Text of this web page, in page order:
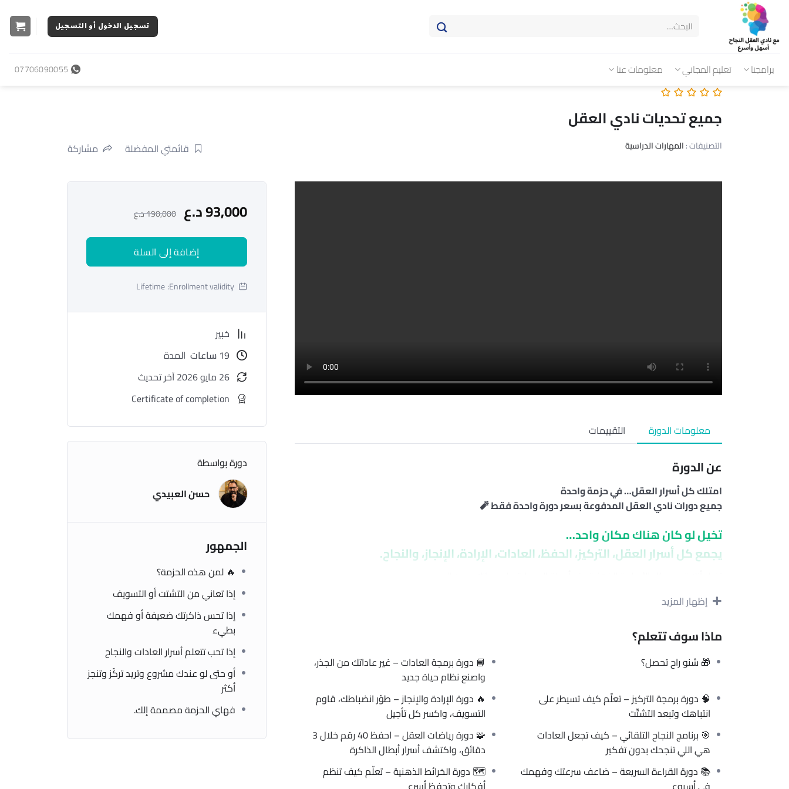
تسجيل الدخول أو التسجيل
برامجنا تعليم المجاني معلومات عنا 07706090055
جميع تحديات نادي العقل
التصنيفات :المهارات الدراسية قائمتي المفضلة مشاركة
معلومات الدورة التقييمات
عن الدورة
امتلك كل أسرار العقل… في حزمة واحدة
جميع دورات نادي العقل المدفوعة بسعر دورة واحدة فقط 🧨
تخيل لو كان هناك مكان واحد…
يجمع كل أسرار العقل، التركيز، الحفظ، العادات، الإرادة، الإنجاز، والنجاح.
في نادي العقل، كل دورة صممناها بمبدأ واحد:
بس الطلاب كانوا دائماً يسألون:
“لو نريد نشتري كل الدورات… ماكو باقة وحدة؟”
🎁شنو راح تحصل؟
دورة برمجة العادات– غير عاداتك من الجذر، واصنع نظام حياة جديد
🧠 دورة برمجة التركيز– تعلّم كيف تسيطر على انتباهك وتبعد التشتّت
إظهار المزيد
ماذا سوف تتعلم؟
🎁 شنو راح تحصل؟
📘 دورة برمجة العادات – غير عاداتك من الجذر،
واصنع نظام حياة جديد
🧠 دورة برمجة التركيز – تعلّم كيف تسيطر على
انتباهك وتبعد التشتّت
🔥 دورة الإرادة والإنجاز – طوّر انضباطك، قاوم
التسويف، واكسر كل تأجيل
🎯 برنامج النجاح التلقائي – كيف تجعل العادات
هي اللي تنجحك بدون تفكير
🧩 دورة رياضات العقل – احفظ 40 رقم خلال 3
دقائق، واكتشف أسرار أبطال الذاكرة
📚 دورة القراءة السريعة – ضاعف سرعتك وفهمك
🗺️ دورة الخرائط الذهنية – تعلّم كيف تنظم
93,000د.ع 190,000د.ع
إضافة إلى السلة
Enrollment validity:
Lifetime
خبير
19 ساعات المدة
26 مايو 2026 آخر تحديث
Certificate of completion
دورة بواسطة
حسن العبيدي
الجمهور
🔥 لمن هذه الحزمة؟
إذا تعاني من التشتت أو التسويف
إذا تحس ذاكرتك ضعيفة أو فهمك
بطيء
إذا تحب تتعلم أسرار العادات والنجاح
أو حتى لو عندك مشروع وتريد تركّز وتنجز
أكثر
فهاي الحزمة مصممة إلك.